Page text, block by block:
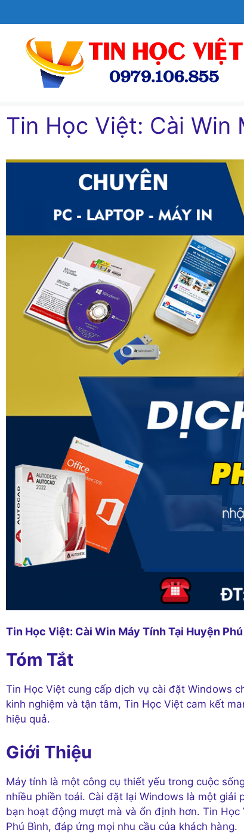
đến
Tin Học Việt: Cài Win
Tin Học Việt: Cài Win Máy Tính Tại Huyện
Tóm Tắt
Tin Học Việt cung cấp dịch vụ cài đặt Windows
kinh nghiệm và tận tâm, Tin Học Việt cam kết
hiệu quả.
Giới Thiệu
Máy tính là một công cụ thiết yếu trong cuộc
nhiều phiền toái. Cài đặt lại Windows là một giải
bạn hoạt động mượt mà và ổn định hơn. Tin
Phú Bình, đáp ứng mọi nhu cầu của khách hàng.